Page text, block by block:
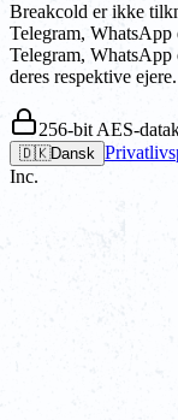
Breakcold er ikke
Telegram, WhatsApp
Telegram,
deres respektive ejere.
256-bit AES-
🇩🇰Dansk
Inc.